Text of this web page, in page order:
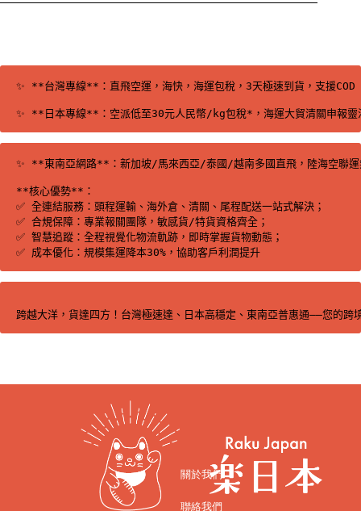
✨ **台灣專線**：直飛空運，海快，海運包稅，3天極速到貨，支援
✨ **東南亞網路**：新加坡/馬來西亞/泰國/越南多國直飛，陸海空聯
**核心優勢**：
✅ 全連結服務：頭程運輸、海外倉、清關、尾程配送一站式解決；
✅ 合規保障：專業報關團隊，敏感貨/特貨資格齊全；
✅ 智慧追蹤：全程視覺化物流軌跡，即時掌握貨物動態；
✅ 成本優化：規模集運降本30%，協助客戶利潤提升
跨越大洋，貨達四方！台灣極速達、日本高穩定、東南亞普惠通——您的跨
關於我們
聯絡我們